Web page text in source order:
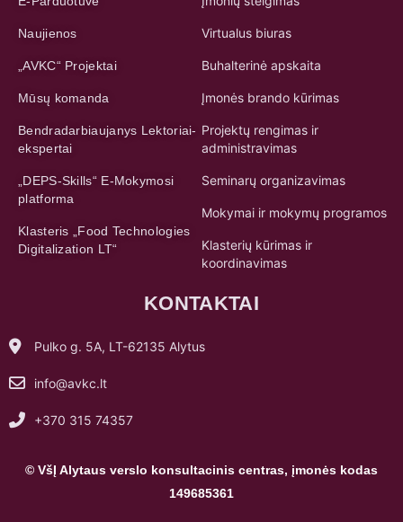
Naujienos
„AVKC“ Projektai
Mūsų komanda
Bendradarbiaujanys Lektoriai-
ekspertai
„DEPS-Skills“ E-Mokymosi
platforma
Klasteris „Food Technologies
Digitalization LT“
Virtualus biuras
Buhalterinė apskaita
Įmonės brando kūrimas
Projektų rengimas ir
administravimas
Seminarų organizavimas
Mokymai ir mokymų programos
Klasterių kūrimas ir
koordinavimas
KONTAKTAI
Pulko g. 5A, LT-62135 Alytus
info@avkc.lt
+370 315 74357
© VšĮ Alytaus verslo konsultacinis centras, įmonės kodas
149685361